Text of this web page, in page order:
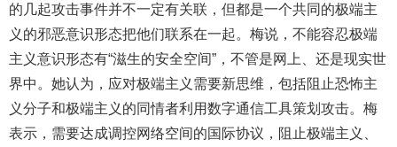
的几起攻击事件并不一定有关联，但都是一个共同的极端主
义的邪恶意识形态把他们联系在一起。梅说，不能容忍极端
主义意识形态有“滋生的安全空间”，不管是网上、还是现实世
界中。她认为，应对极端主义需要新思维，包括阻止恐怖主
义分子和极端主义的同情者利用数字通信工具策划攻击。梅
表示，需要达成调控网络空间的国际协议，阻止极端主义、